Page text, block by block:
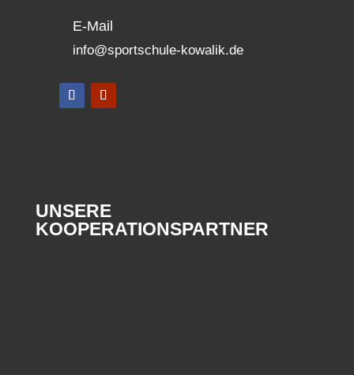
E-Mail
info@sportschule-kowalik.de
UNSERE
KOOPERATIONSPARTNER